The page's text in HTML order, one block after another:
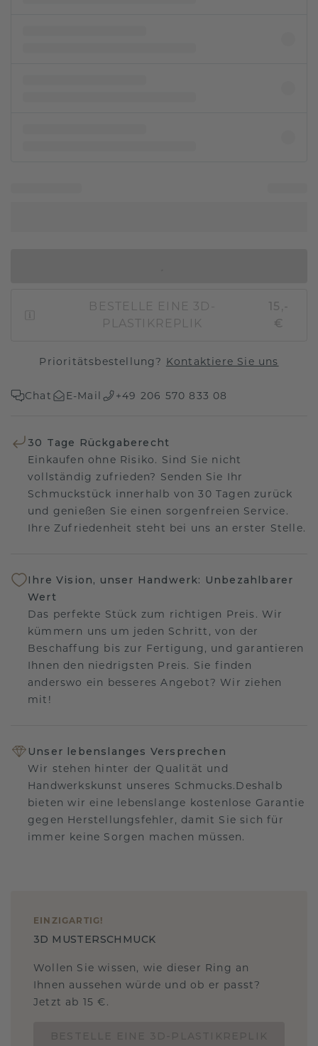
BESTELLE EINE 3D-
PLASTIKREPLIK
15,-
€
Prioritätsbestellung? Kontaktiere Sie uns
Chat E-Mail +49 206 570 833 08
30 Tage Rückgaberecht
Einkaufen ohne Risiko. Sind Sie nicht
vollständig zufrieden? Senden Sie Ihr
Schmuckstück innerhalb von 30 Tagen zurück
und genießen Sie einen sorgenfreien Service.
Ihre Zufriedenheit steht bei uns an erster Stelle.
Ihre Vision, unser Handwerk: Unbezahlbarer
Wert
Das perfekte Stück zum richtigen Preis. Wir
kümmern uns um jeden Schritt, von der
Beschaffung bis zur Fertigung, und garantieren
Ihnen den niedrigsten Preis. Sie finden
anderswo ein besseres Angebot? Wir ziehen
mit!
Unser lebenslanges Versprechen
Wir stehen hinter der Qualität und
Handwerkskunst unseres Schmucks.Deshalb
bieten wir eine lebenslange kostenlose Garantie
gegen Herstellungsfehler, damit Sie sich für
immer keine Sorgen machen müssen.
EINZIGARTIG !
3D MUSTERSCHMUCK
Wollen Sie wissen, wie dieser Ring an
Ihnen aussehen würde und ob er passt?
Jetzt ab 15 €.